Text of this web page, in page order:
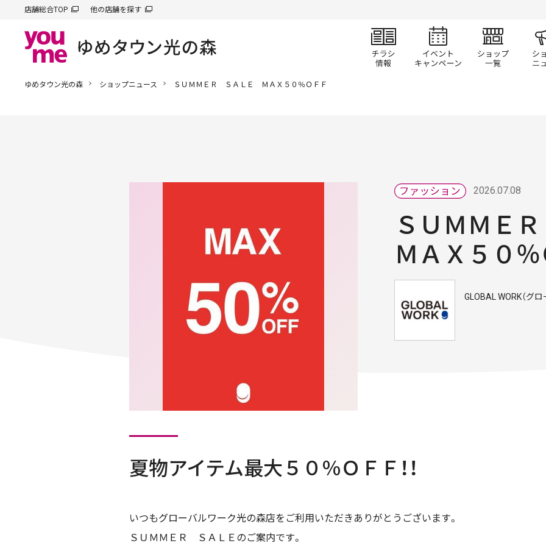
店舗総合TOP 他の店舗を探す
チラシ情報 イベント/キャンペ
ショ
ゆめタウン光の森 ショップニュース ＳＵＭＭＥＲ ＳＡＬＥ ＭＡＸ５０％ＯＦＦ
2026.07.08
ＳＵＭＭＥ
ＭＡＸ５０％
GLOBAL WORK（グ
夏物アイテム最大５０％ＯＦＦ！！
いつもグローバルワーク光の森店をご利用いただきありがとうございます。
ＳＵＭＭＥＲ ＳＡＬＥのご案内です。